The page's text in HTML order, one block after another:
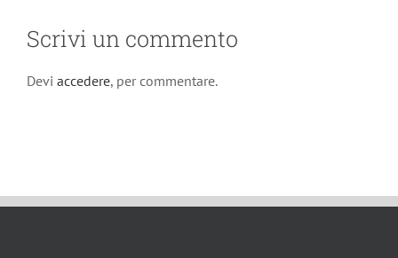
Scrivi un commento
Devi accedere, per commentare.